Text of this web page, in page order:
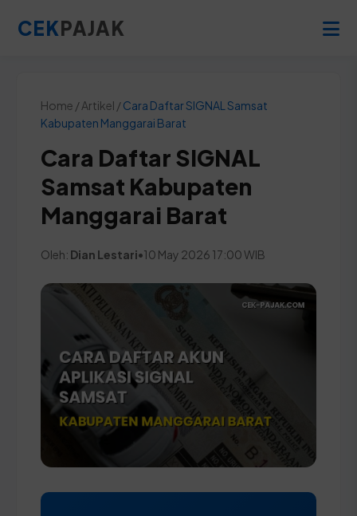
CEKPAJAK
Home / Artikel /Cara Daftar SIGNAL Samsat
Kabupaten Manggarai Barat
Cara Daftar SIGNAL
Samsat Kabupaten
Manggarai Barat
Oleh: Dian Lestari•10 May 2026 17:00 WIB